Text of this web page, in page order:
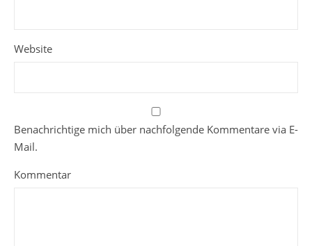
Website
Benachrichtige mich über nachfolgende Kommentare via E-
Mail.
Kommentar